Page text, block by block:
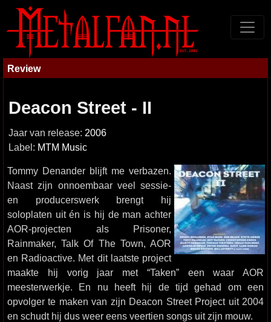
Review
Deacon Street - II
Jaar van release: 2006
Label: MTM Music
Tommy Denander blijft me verbazen.
Naast zijn onnoembaar veel sessie-
en producerswerk brengt hij
soloplaten uit én is hij de man achter
AOR-projecten als Prisoner,
Rainmaker, Talk Of The Town, AOR
en Radioactive. Met dit laatste project
maakte hij vorig jaar met “Taken” een waar AOR
meesterwerkje. En nu heeft hij de tijd gehad om een
opvolger te maken van zijn Deacon Street Project uit 2004
en schudt hij dus weer eens veertien songs uit zijn mouw.